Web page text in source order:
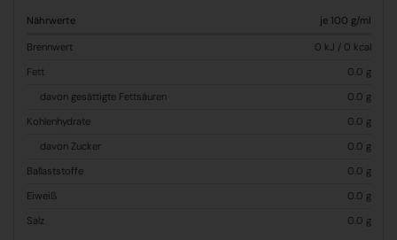
Nährwerte
je 100 g/ml
Brennwert
0 kJ / 0 kcal
Fett
0.0 g
davon gesättigte Fettsäuren
0.0 g
Kohlenhydrate
0.0 g
davon Zucker
0.0 g
Ballaststoffe
0.0 g
Eiweiß
0.0 g
Salz
0.0 g